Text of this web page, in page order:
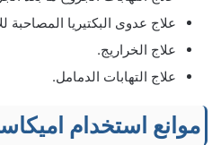
علاج عدوى البكتيريا المصاحبة
علاج الخراريج.
علاج التهابات الدمامل.
موانع استخدام